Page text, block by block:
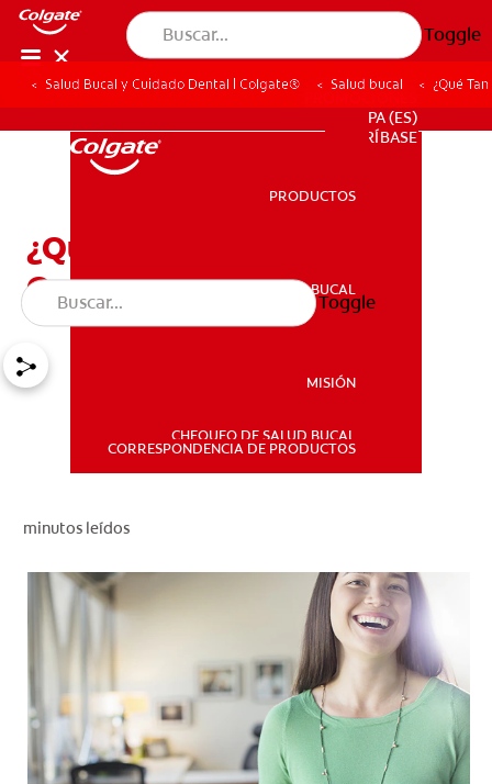
Toggle
SALUD BUCAL
PROMOCIONES
PA (ES)
SUSCRÍBASE
PA (ES)
SUSCRÍBASE
PRODUCTOS
SALUD BUCAL
MISIÓN
CHEQUEO DE SALUD BUCAL
CORRESPONDENCIA DE PRODUCTOS
Toggle
Salud Bucal y Cuidado Dental | Colgate® Salud bucal ¿Qué
¿Qué Tan Blancos Pueden
Quedar Mis Dientes?
minutos leídos